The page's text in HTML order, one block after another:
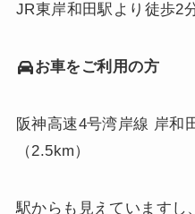
JR東岸和田駅より徒歩2
お車をご利用の方
阪神高速4号湾岸線 岸和
（2.5km）
駅からも見えていますし、